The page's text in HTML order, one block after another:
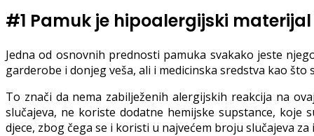
#1 Pamuk je hipoalergijski
Jedna od osnovnih prednosti pamuka svakako jeste
garderobe i donjeg veša, ali i medicinska sredstva kao
To znači da nema zabilježenih alergijskih reakcija na
slučajeva, ne koriste dodatne hemijske supstance,
djece, zbog čega se i koristi u najvećem broju slučajeva